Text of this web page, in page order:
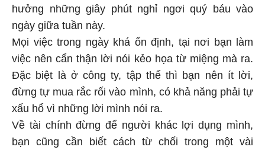
hưởng những giây phút nghỉ ngơi quý báu vào
ngày giữa tuần này.
Mọi việc trong ngày khá ổn định, tại nơi bạn làm
việc nên cẩn thận lời nói kẻo họa từ miệng mà ra.
Đặc biệt là ở công ty, tập thể thì bạn nên ít lời,
đừng tự mua rắc rối vào mình, có khả năng phải tự
xấu hổ vì những lời mình nói ra.
Về tài chính đừng để người khác lợi dụng mình,
bạn cũng cần biết cách từ chối trong một vài